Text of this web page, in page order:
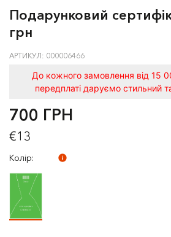
Подарунковий
грн
АРТИКУЛ: 000006466
До кожного замовлення від 15
передплаті даруємо стильний
700 ГРН
€13
Колір: